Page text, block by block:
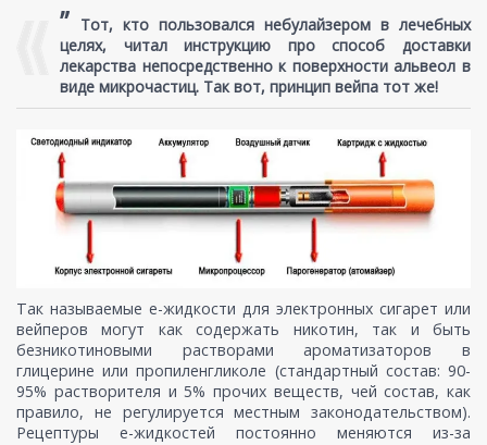
” Тот, кто пользовался небулайзером в лечебных
целях, читал инструкцию про способ доставки
лекарства непосредственно к поверхности альвеол в
виде микрочастиц. Так вот, принцип вейпа тот же!
Так называемые е-жидкости для электронных сигарет или
вейперов могут как содержать никотин, так и быть
безникотиновыми растворами ароматизаторов в
глицерине или пропиленгликоле (стандартный состав: 90-
95% растворителя и 5% прочих веществ, чей состав, как
правило, не регулируется местным законодательством).
Рецептуры е-жидкостей постоянно меняются из-за